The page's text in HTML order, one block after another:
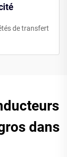
de transfert
dans